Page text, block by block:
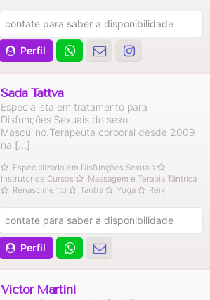
Perfil
contate para saber a disponibilidade
Sada Tattva
Especialista em tratamento para
Disfunções Sexuais do sexo
Masculino.Terapeuta corporal desde 2009
na [...]
Especializado em Disfunções Sexuais
Instrutor de Cursos
Massagem e Terapia Tântrica
Renascimento
Tantra Yoga Reiki
Perfil
contate para saber a disponibilidade
Victor Martini